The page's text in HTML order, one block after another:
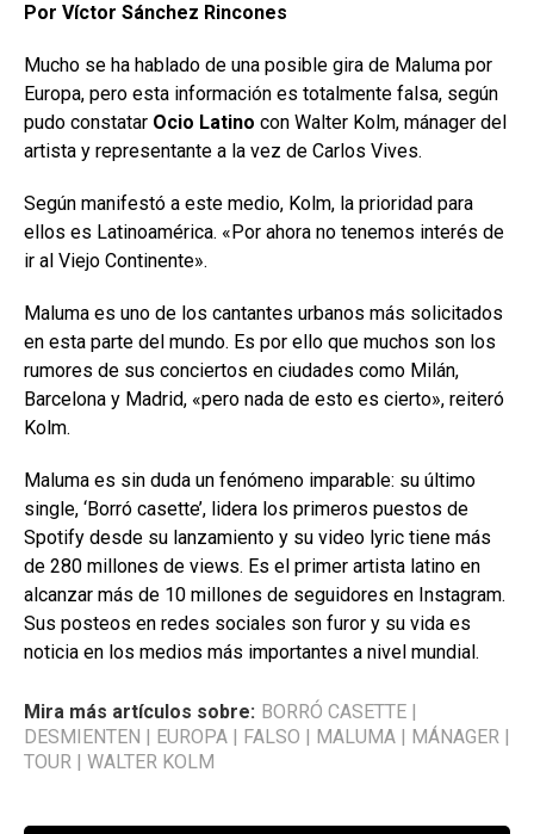
Por Víctor Sánchez Rincones
Mucho se ha hablado de una posible gira de Maluma por
Europa, pero esta información es totalmente falsa, según
pudo constatar Ocio Latino con Walter Kolm, mánager del
artista y representante a la vez de Carlos Vives.
Según manifestó a este medio, Kolm, la prioridad para
ellos es Latinoamérica. «Por ahora no tenemos interés de
ir al Viejo Continente».
Maluma es uno de los cantantes urbanos más solicitados
en esta parte del mundo. Es por ello que muchos son los
rumores de sus conciertos en ciudades como Milán,
Barcelona y Madrid, «pero nada de esto es cierto», reiteró
Kolm.
Maluma es sin duda un fenómeno imparable: su último
single, ‘Borró casette’, lidera los primeros puestos de
Spotify desde su lanzamiento y su video lyric tiene más
de 280 millones de views. Es el primer artista latino en
alcanzar más de 10 millones de seguidores en Instagram.
Sus posteos en redes sociales son furor y su vida es
noticia en los medios más importantes a nivel mundial.
Mira más artículos sobre: BORRÓ CASETTE
DESMIENTEN
EUROPA FALSO MALUMA MÁNAGER
TOUR
WALTER KOLM